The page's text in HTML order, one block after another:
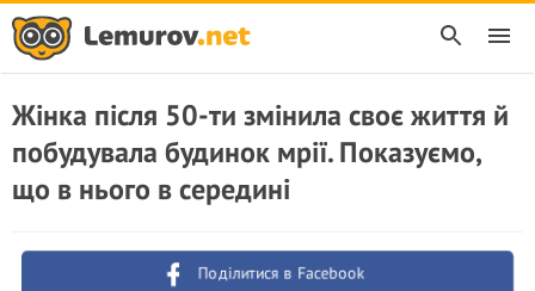
Жінка після 50-ти змінила своє життя й
побудувала будинок мрії. Показуємо,
що в нього в середині
Поділитися в Facebook